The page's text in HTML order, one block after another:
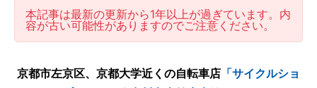
本記事は最新の更新から1年以上が過ぎています。内
容が古い可能性がありますのでご注意ください。
京都市左京区、京都大学近くの自転車店 「サイクルショ